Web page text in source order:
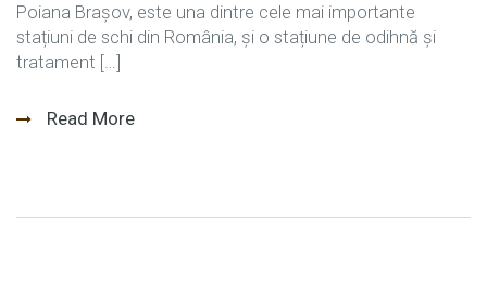
Poiana Brașov, este una dintre cele mai importante
stațiuni de schi din România, și o stațiune de odihnă și
tratament […]
Read More